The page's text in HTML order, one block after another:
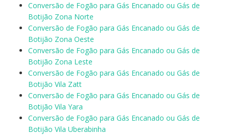
Conversão de Fogão para Gás Encanado ou Gás de
Botijão Zona Norte
Conversão de Fogão para Gás Encanado ou Gás de
Botijão Zona Oeste
Conversão de Fogão para Gás Encanado ou Gás de
Botijão Zona Leste
Conversão de Fogão para Gás Encanado ou Gás de
Botijão Vila Zatt
Conversão de Fogão para Gás Encanado ou Gás de
Botijão Vila Yara
Conversão de Fogão para Gás Encanado ou Gás de
Botijão Vila Uberabinha